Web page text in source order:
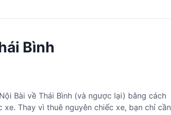
Bình
Bài về Thái Bình (và ngược lại) bằng cách
Thay vì thuê nguyên chiếc xe, bạn chỉ cần